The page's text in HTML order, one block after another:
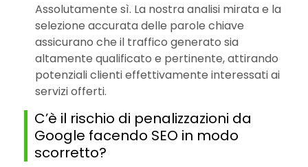
Assolutamente sì. La nostra analisi mirata e la
selezione accurata delle parole chiave
assicurano che il traffico generato sia
altamente qualificato e pertinente, attirando
potenziali clienti effettivamente interessati ai
servizi offerti.
C’è il rischio di penalizzazioni da
Google facendo SEO in modo
scorretto?